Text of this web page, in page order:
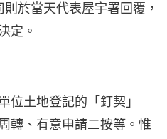
於當天代表屋宇署回覆，
定。
位土地登記的「釘契」
轉、有意申請二按等。惟